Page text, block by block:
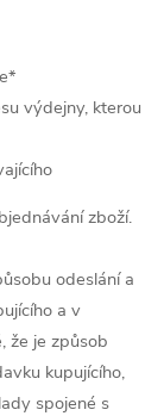
výdejny, kterou
zboží.
odeslání a
a v
že je způsob
kupujícího,
spojené s